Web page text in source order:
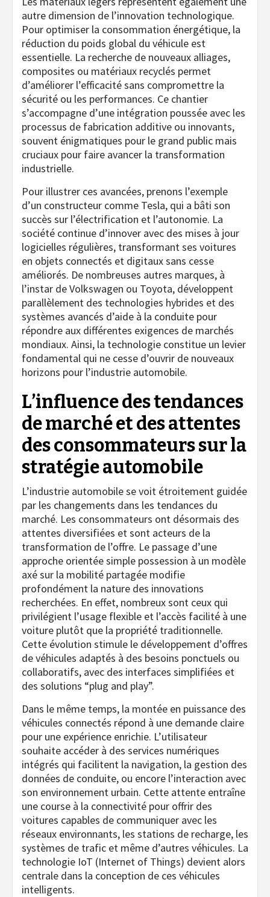
autre dimension de l’innovation technologique.
Pour optimiser la consommation énergétique, la
réduction du poids global du véhicule est
essentielle. La recherche de nouveaux alliages,
composites ou matériaux recyclés permet
d’améliorer l’efficacité sans compromettre la
sécurité ou les performances. Ce chantier
s’accompagne d’une intégration poussée avec les
processus de fabrication additive ou innovants,
souvent énigmatiques pour le grand public mais
cruciaux pour faire avancer la transformation
industrielle.
Pour illustrer ces avancées, prenons l’exemple
d’un constructeur comme Tesla, qui a bâti son
succès sur l’électrification et l’autonomie. La
société continue d’innover avec des mises à jour
logicielles régulières, transformant ses voitures
en objets connectés et digitaux sans cesse
améliorés. De nombreuses autres marques, à
l’instar de Volkswagen ou Toyota, développent
parallèlement des technologies hybrides et des
systèmes avancés d’aide à la conduite pour
répondre aux différentes exigences de marchés
mondiaux. Ainsi, la technologie constitue un levier
fondamental qui ne cesse d’ouvrir de nouveaux
horizons pour l’industrie automobile.
L’influence des tendances
de marché et des attentes
des consommateurs sur la
stratégie automobile
L’industrie automobile se voit étroitement guidée
par les changements dans les tendances du
marché. Les consommateurs ont désormais des
attentes diversifiées et sont acteurs de la
transformation de l’offre. Le passage d’une
approche orientée simple possession à un modèle
axé sur la mobilité partagée modifie
profondément la nature des innovations
recherchées. En effet, nombreux sont ceux qui
privilégient l’usage flexible et l’accès facilité à une
voiture plutôt que la propriété traditionnelle.
Cette évolution stimule le développement d’offres
de véhicules adaptés à des besoins ponctuels ou
collaboratifs, avec des interfaces simplifiées et
des solutions “plug and play”.
Dans le même temps, la montée en puissance des
véhicules connectés répond à une demande claire
pour une expérience enrichie. L’utilisateur
souhaite accéder à des services numériques
intégrés qui facilitent la navigation, la gestion des
données de conduite, ou encore l’interaction avec
son environnement urbain. Cette attente entraîne
une course à la connectivité pour offrir des
voitures capables de communiquer avec les
réseaux environnants, les stations de recharge, les
systèmes de trafic et même d’autres véhicules. La
technologie IoT (Internet of Things) devient alors
centrale dans la conception de ces véhicules
intelligents.